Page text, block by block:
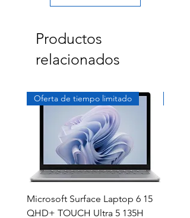
Productos
relacionados
Oferta de tiempo limitado
Microsoft Surface Laptop 6 15
QHD+ TOUCH Ultra 5 135H